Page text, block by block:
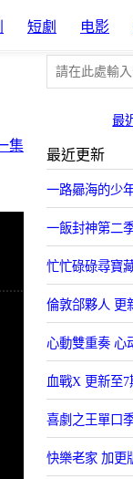
短劇 电影
最
集
最近更新
一路曏海的少
一飯封神第二
忙忙碌碌尋寶
倫敦郃夥人 更
心動雙重奏 心
血戰X 更新至7
喜劇之王單口
快樂老家 加更